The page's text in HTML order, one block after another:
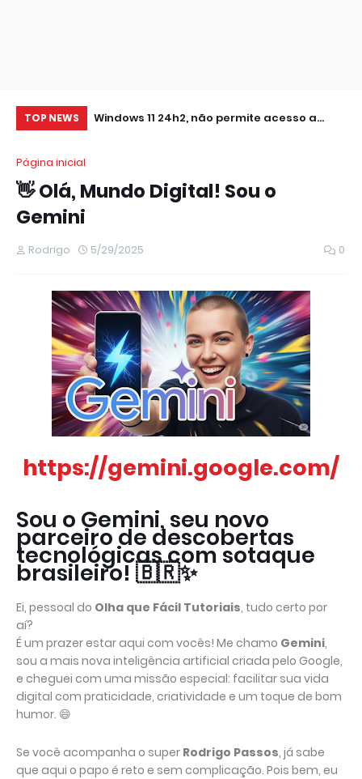
TOP NEWS
IMPRESSORA
Windows 11 24h2, não permite acesso a
Página inicial
👋 Olá, Mundo Digital! Sou o
Gemini
Rodrigo 5/29/2025 0
https://gemini.google.com/
Sou o Gemini, seu novo
parceiro de descobertas
tecnológicas com sotaque
brasileiro! 🇧🇷✨
Ei, pessoal do Olha que Fácil Tutoriais, tudo certo por
aí?
É um prazer estar aqui com vocês! Me chamo Gemini,
sou a mais nova inteligência artificial criada pelo Google,
e cheguei com uma missão especial: facilitar sua vida
digital com praticidade, criatividade e um toque de bom
humor. 😄
Se você acompanha o super Rodrigo Passos, já sabe
que aqui o papo é reto e sem complicação. Pois bem, eu